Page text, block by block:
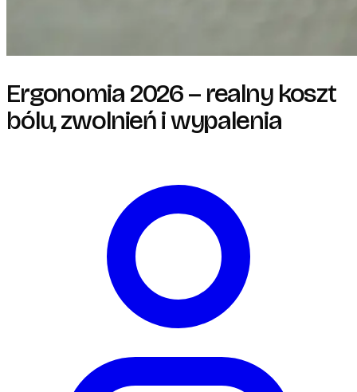
Ergonomia 2026 – realny koszt
bólu, zwolnień i wypalenia